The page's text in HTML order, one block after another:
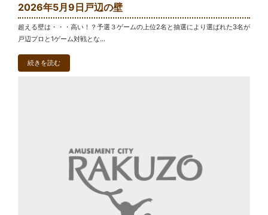
2026年5月9日戸辺の壁
超える壁は・・・高い！？予選３ゲームの上位2名と抽選により選ばれた3名が
戸辺プロと1ゲーム対戦とな...
続きを読む